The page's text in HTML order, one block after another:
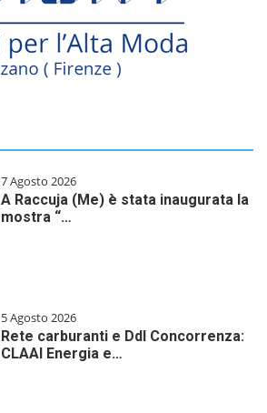
7 Agosto 2026
A Raccuja (Me) è stata inaugurata la
mostra “…
5 Agosto 2026
Rete carburanti e Ddl Concorrenza:
CLAAI Energia e…